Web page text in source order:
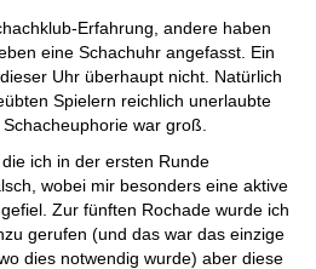
Erfahrung, andere haben
eine Schachuhr angefasst. Ein
Uhr überhaupt nicht. Natürlich
Spielern reichlich unerlaubte
war groß.
ich in der ersten Runde
wobei mir besonders eine aktive
Zur fünften Rochade wurde ich
gerufen (und das war das einzige
dies notwendig wurde) aber diese